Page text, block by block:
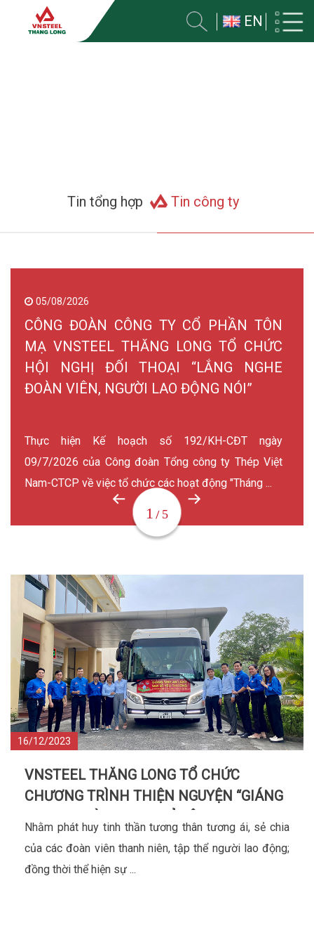
EN
Tin tổng hợp Tin công ty
05/08/2026
CÔNG ĐOÀN CÔNG TY CỔ PHẦN TÔN
MẠ VNSTEEL THĂNG LONG TỔ CHỨC
HỘI NGHỊ ĐỐI THOẠI “LẮNG NGHE
ĐOÀN VIÊN, NGƯỜI LAO ĐỘNG NÓI”
Thực hiện Kế hoạch số 192/KH-CĐT ngày
09/7/2026 của Công đoàn Tổng công ty Thép Việt
Nam-CTCP về việc tổ chức các hoạt động "Tháng ...
1 / 5
16/12/2023
VNSTEEL THĂNG LONG TỔ CHỨC
CHƯƠNG TRÌNH THIỆN NGUYỆN “GIÁNG
Nhằm phát huy tinh thần tương thân tương ái, sẻ chia
của các đoàn viên thanh niên, tập thể người lao động;
đồng thời thể hiện sự ...